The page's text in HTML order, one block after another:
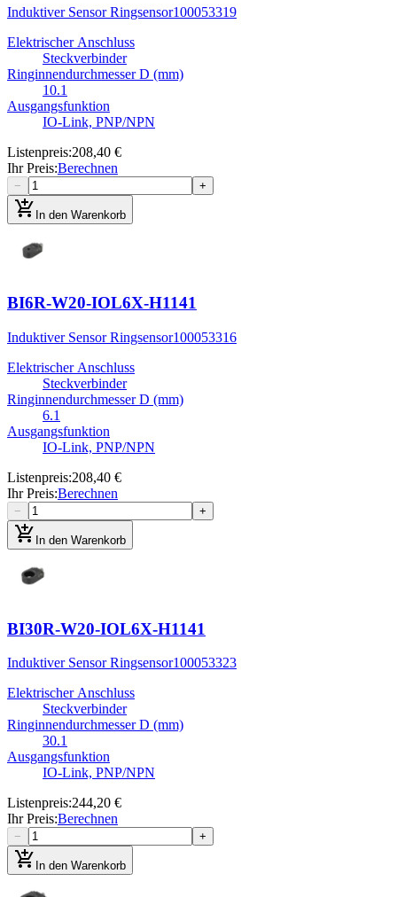
Induktiver Sensor Ringsensor100053319
Elektrischer Anschluss
Steckverbinder
Ringinnendurchmesser D (mm)
10.1
Ausgangsfunktion
IO-Link, PNP/NPN
Listenpreis:208,40 €
Ihr Preis:Berechnen
− +
add_shopping_cart In den Warenkorb
BI6R-W20-IOL6X-H1141
Induktiver Sensor Ringsensor100053316
Elektrischer Anschluss
Steckverbinder
Ringinnendurchmesser D (mm)
6.1
Ausgangsfunktion
IO-Link, PNP/NPN
Listenpreis:208,40 €
Ihr Preis:Berechnen
− +
add_shopping_cart In den Warenkorb
BI30R-W20-IOL6X-H1141
Induktiver Sensor Ringsensor100053323
Elektrischer Anschluss
Steckverbinder
Ringinnendurchmesser D (mm)
30.1
Ausgangsfunktion
IO-Link, PNP/NPN
Listenpreis:244,20 €
Ihr Preis:Berechnen
− +
add_shopping_cart In den Warenkorb